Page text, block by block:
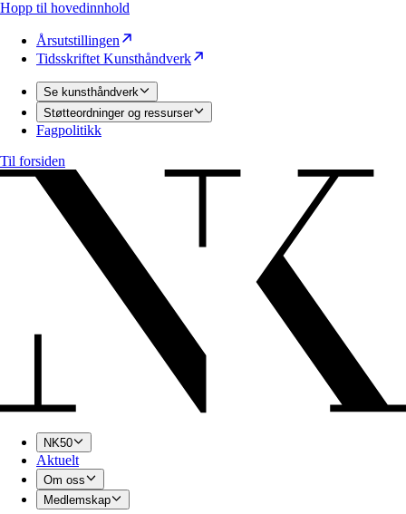
Hopp til hovedinnhold
Årsutstillingen
Tidsskriftet Kunsthåndverk
Se kunsthåndverk
Støtteordninger og ressurser
Fagpolitikk
Til forsiden
NK50
Aktuelt
Om oss
Medlemskap